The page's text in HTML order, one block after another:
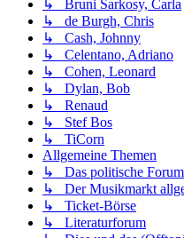
↳ Bruni Sarkosy, Carla
↳ de Burgh, Chris
↳ Cash, Johnny
↳ Celentano, Adriano
↳ Cohen, Leonard
↳ Dylan, Bob
↳ Renaud
↳ Stef Bos
↳ TiCorn
Allgemeine Themen
↳ Das politische Forum
↳ Der Musikmarkt
↳ Ticket-Börse
↳ Literaturforum